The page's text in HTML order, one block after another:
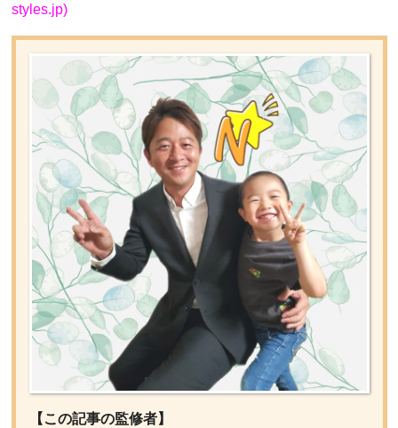
styles.jp)
【この記事の監修者】